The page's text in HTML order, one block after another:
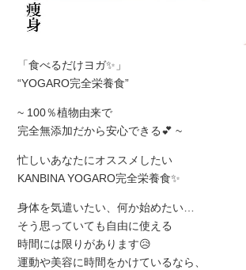
「食べるだけヨガ✨」
“YOGARO完全栄養食”
~ 100％植物由来で
完全無添加だから安心できる💕 ~
忙しいあなたにオススメしたい
KANBINA YOGARO完全栄養食✨
身体を気遣いたい、何か始めたい…
そう思っていても自由に使える
時間には限りがあります😥
運動や美容に時間をかけているなら、